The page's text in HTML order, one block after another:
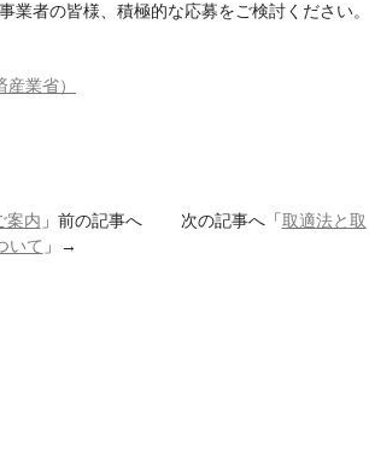
者の皆様、積極的な応募をご検討ください。
業省）
案内 」前の記事へ 次の記事へ「取適法と取
いて 」→